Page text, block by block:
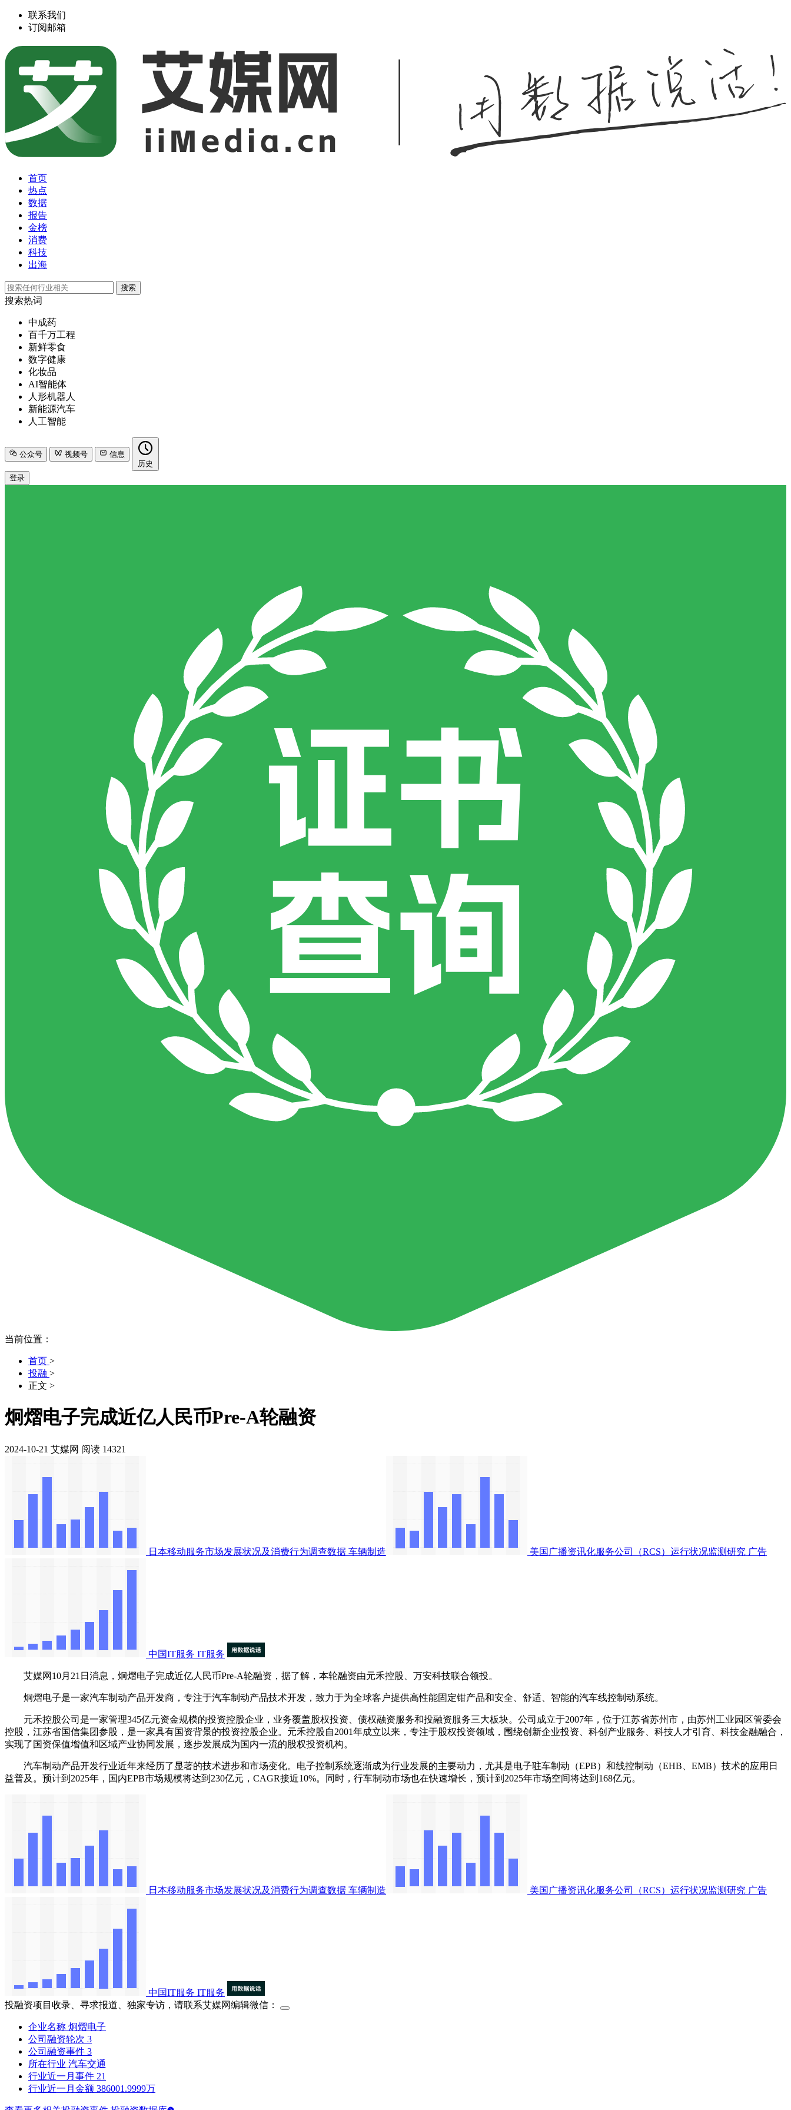
联系我们
订阅邮箱
首页
热点
数据
报告
金榜
消费
科技
出海
搜索
搜索热词
中成药
百千万工程
新鲜零食
数字健康
化妆品
AI智能体
人形机器人
新能源汽车
人工智能
公众号 视频号
信息
历史
登录
当前位置：
首页 >
投融 >
正文 >
炯熠电子完成近亿人民币Pre-A轮融资
2024-10-21 艾媒网 阅读 14321
日本移动服务市场发展状况及消费行为调查数据 车辆制造 美国广播资讯化服务公司（RCS）运行状况监测研究 广告
中国IT服务 IT服务
艾媒网10月21日消息，炯熠电子完成近亿人民币Pre-A轮融资，据了解，本轮融资由元禾控股、万安科技联合领投。
炯熠电子是一家汽车制动产品开发商，专注于汽车制动产品技术开发，致力于为全球客户提供高性能固定钳产品和安全、舒适、智能的汽车线控制动系统。
‌元禾控股公司是一家管理345亿元资金规模的投资控股企业，业务覆盖股权投资、债权融资服务和投融资服务三大板块。‌公司成立于2007年，位于江苏省苏州市，由苏州工业园区管委会
控股，江苏省国信集团参股，是一家具有国资背景的投资控股企业。元禾控股自2001年成立以来，专注于股权投资领域，围绕创新企业投资、科创产业服务、科技人才引育、科技金融融合，
实现了国资保值增值和区域产业协同发展，逐步发展成为国内一流的股权投资机构‌。
汽车制动产品开发行业近年来经历了显著的技术进步和市场变化。电子控制系统逐渐成为行业发展的主要动力，尤其是电子驻车制动（EPB）和线控制动（EHB、EMB）技术的应用日
益普及。预计到2025年，国内EPB市场规模将达到230亿元，CAGR接近10%。同时，行车制动市场也在快速增长，预计到2025年市场空间将达到168亿元。
日本移动服务市场发展状况及消费行为调查数据 车辆制造 美国广播资讯化服务公司（RCS）运行状况监测研究 广告
中国IT服务 IT服务
投融资项目收录、寻求报道、独家专访，请联系艾媒网编辑微信：
企业名称 炯熠电子
公司融资轮次 3
公司融资事件 3
所在行业 汽车交通
行业近一月事件 21
行业近一月金额 386001.9999万